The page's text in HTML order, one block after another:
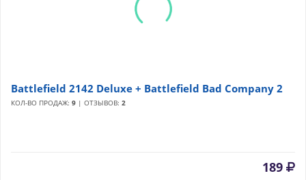
Battlefield 2142 Deluxe + Battlefield Bad Company 2
КОЛ-ВО ПРОДАЖ: 9 | ОТЗЫВОВ: 2
189